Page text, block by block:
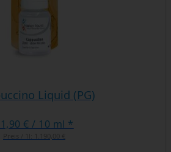
Liquid (PG)
€ / 10 ml *